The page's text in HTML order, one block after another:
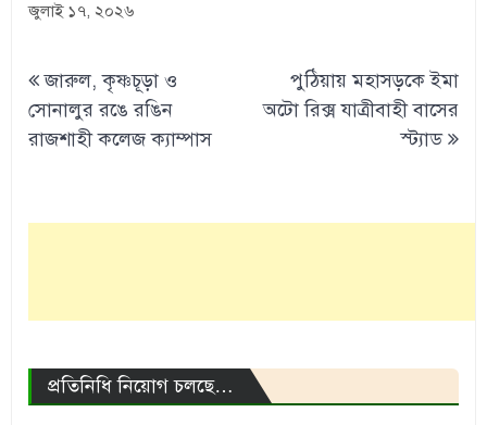
জুলাই ১৭, ২০২৬
navigation
জারুল, কৃষ্ণচূড়া ও
সোনালুর রঙে রঙিন
রাজশাহী কলেজ ক্যাম্পাস
পুঠিয়ায় মহাসড়কে ইমা
অটো রিক্স যাত্রীবাহী বাসের
স্ট্যাড
প্রতিনিধি নিয়োগ চলছে…